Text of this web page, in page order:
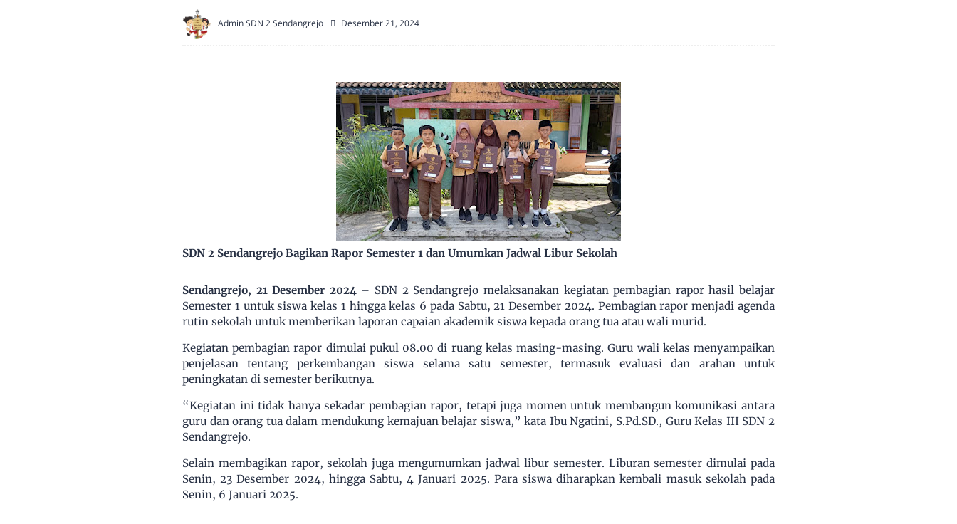
Admin SDN 2 Sendangrejo Desember 21, 2024
SDN 2 Sendangrejo Bagikan Rapor Semester 1 dan Umumkan Jadwal Libur Sekolah
Sendangrejo, 21 Desember 2024– SDN 2 Sendangrejo melaksanakan kegiatan pembagian rapor hasil belajar
Semester 1 untuk siswa kelas 1 hingga kelas 6 pada Sabtu, 21 Desember 2024. Pembagian rapor menjadi agenda
rutin sekolah untuk memberikan laporan capaian akademik siswa kepada orang tua atau wali murid.
Kegiatan pembagian rapor dimulai pukul 08.00 di ruang kelas masing-masing. Guru wali kelas menyampaikan
penjelasan tentang perkembangan siswa selama satu semester, termasuk evaluasi dan arahan untuk
peningkatan di semester berikutnya.
“Kegiatan ini tidak hanya sekadar pembagian rapor, tetapi juga momen untuk membangun komunikasi antara
guru dan orang tua dalam mendukung kemajuan belajar siswa,” kata Ibu Ngatini, S.Pd.SD., Guru Kelas III SDN 2
Sendangrejo.
Selain membagikan rapor, sekolah juga mengumumkan jadwal libur semester. Liburan semester dimulai pada
Senin, 23 Desember 2024, hingga Sabtu, 4 Januari 2025. Para siswa diharapkan kembali masuk sekolah pada
Senin, 6 Januari 2025.